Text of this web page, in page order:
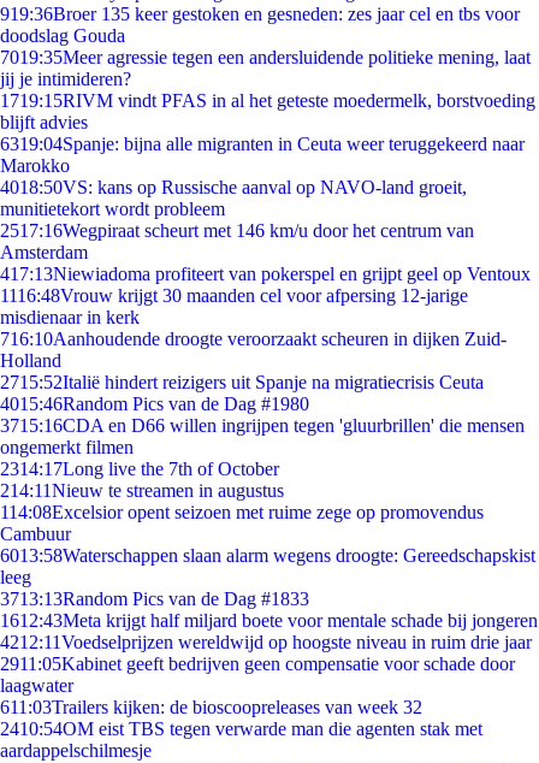
919:36Broer 135 keer gestoken en gesneden: zes jaar cel en tbs voor
doodslag Gouda
7019:35Meer agressie tegen een andersluidende politieke mening, laat
jij je intimideren?
1719:15RIVM vindt PFAS in al het geteste moedermelk, borstvoeding
blijft advies
6319:04Spanje: bijna alle migranten in Ceuta weer teruggekeerd naar
Marokko
4018:50VS: kans op Russische aanval op NAVO-land groeit,
munitietekort wordt probleem
2517:16Wegpiraat scheurt met 146 km/u door het centrum van
Amsterdam
417:13Niewiadoma profiteert van pokerspel en grijpt geel op Ventoux
1116:48Vrouw krijgt 30 maanden cel voor afpersing 12-jarige
misdienaar in kerk
716:10Aanhoudende droogte veroorzaakt scheuren in dijken Zuid-
Holland
2715:52Italië hindert reizigers uit Spanje na migratiecrisis Ceuta
4015:46Random Pics van de Dag #1980
3715:16CDA en D66 willen ingrijpen tegen 'gluurbrillen' die mensen
ongemerkt filmen
2314:17Long live the 7th of October
214:11Nieuw te streamen in augustus
114:08Excelsior opent seizoen met ruime zege op promovendus
Cambuur
6013:58Waterschappen slaan alarm wegens droogte: Gereedschapskist
leeg
3713:13Random Pics van de Dag #1833
1612:43Meta krijgt half miljard boete voor mentale schade bij jongeren
4212:11Voedselprijzen wereldwijd op hoogste niveau in ruim drie jaar
2911:05Kabinet geeft bedrijven geen compensatie voor schade door
laagwater
611:03Trailers kijken: de bioscoopreleases van week 32
2410:54OM eist TBS tegen verwarde man die agenten stak met
aardappelschilmesje